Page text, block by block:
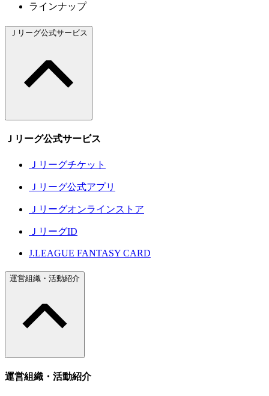
ラインナップ
Ｊリーグ公式サービス
Ｊリーグ公式サービス
Ｊリーグチケット
Ｊリーグ公式アプリ
Ｊリーグオンラインストア
ＪリーグID
J.LEAGUE FANTASY CARD
運営組織・活動紹介
運営組織・活動紹介